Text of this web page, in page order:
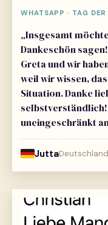
WHATSAPP · TAG DER
„Insgesamt
Dankeschön
Greta und wir
weil wir wissen,
Situation. Danke
selbstverständlich!
uneingeschränkt
JuttaDeutschland